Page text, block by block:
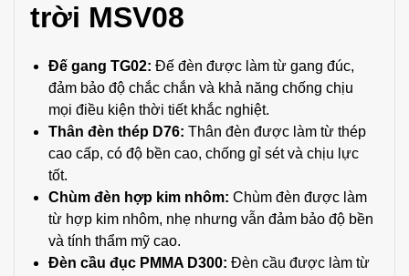
trời MSV08
Đế gang TG02: Đế đèn được làm từ gang đúc,
đảm bảo độ chắc chắn và khả năng chống chịu
mọi điều kiện thời tiết khắc nghiệt.
Thân đèn thép D76: Thân đèn được làm từ thép
cao cấp, có độ bền cao, chống gỉ sét và chịu lực
tốt.
Chùm đèn hợp kim nhôm: Chùm đèn được làm
từ hợp kim nhôm, nhẹ nhưng vẫn đảm bảo độ bền
và tính thẩm mỹ cao.
Đèn cầu đục PMMA D300: Đèn cầu được làm từ